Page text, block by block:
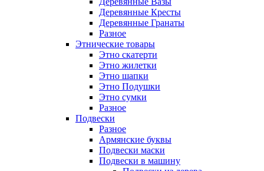
Деревянные Кресты
Деревянные Гранаты
Разное
Этнические товары
Этно скатерти
Этно жилетки
Этно шапки
Этно Подушки
Этно сумки
Разное
Подвески
Разное
Армянские буквы
Подвески маски
Подвески в машину